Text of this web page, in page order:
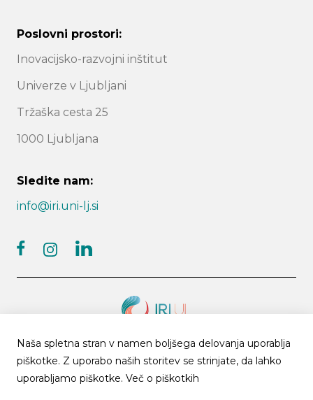
Poslovni prostori:
Inovacijsko-razvojni inštitut
Univerze v Ljubljani
Tržaška cesta 25
1000 Ljubljana
Sledite nam:
info@iri.uni-lj.si
© 2026 IRI UL | Vse pravice pridržane
Arhiv novic
Piškotki Politika zasebnosti
Naša spletna stran v namen boljšega delovanja uporablja
piškotke. Z uporabo naših storitev se strinjate, da lahko
uporabljamo piškotke. Več o piškotkih